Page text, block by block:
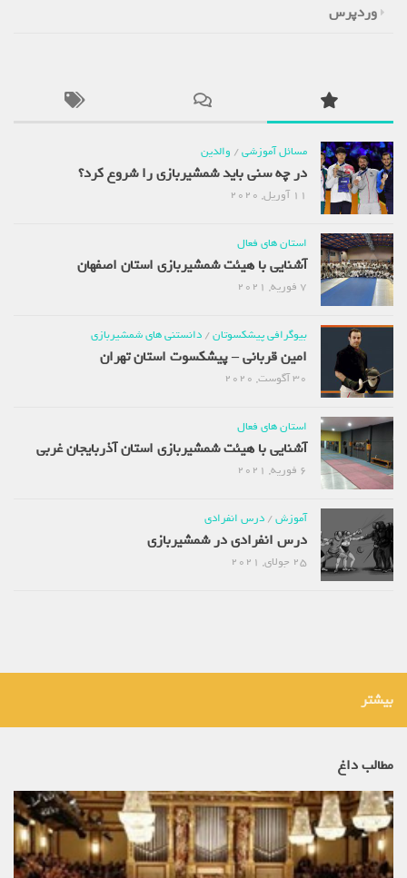
وردپرس
مسائل آموزشی/ والدین
در چه سنی باید شمشیربازی را شروع کرد؟
11 آوریل, 2020
استان های فعال
آشنایی با هیئت شمشیربازی استان اصفهان
7 فوریه, 2021
بیوگرافی پیشکسوتان/ دانستنی های شمشیربازی
امین قربانی – پیشکسوت استان تهران
30 آگوست, 2020
استان های فعال
آشنایی با هیئت شمشیربازی استان آذربایجان غربی
6 فوریه, 2021
آموزش/ درس انفرادی
درس انفرادی در شمشیربازی
25 جولای, 2021
بیشتر
مطالب داغ